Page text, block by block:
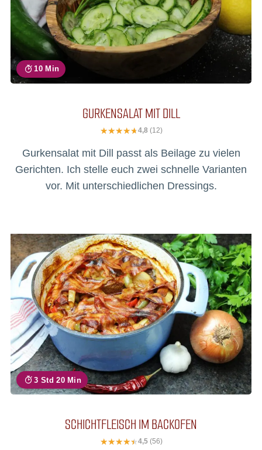
10 Min
GURKENSALAT MIT DILL
4,8 (12)
Gurkensalat mit Dill passt als Beilage zu vielen
Gerichten. Ich stelle euch zwei schnelle Varianten
vor. Mit unterschiedlichen Dressings.
3 Std 20 Min
SCHICHTFLEISCH IM BACKOFEN
4,5 (56)